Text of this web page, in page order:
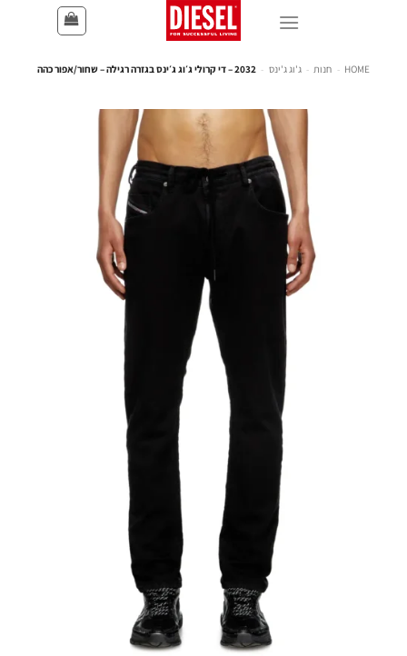
HOME
- חנות - ג'וג ג'ינס - 2032 – די קרולי ג׳וג ג׳ינס בגזרה רגילה – שחור/אפור כהה